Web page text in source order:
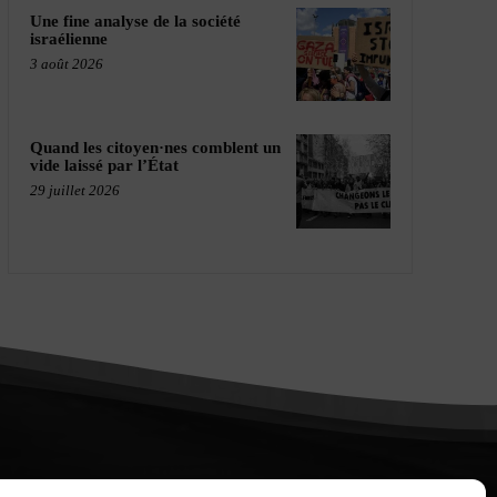
Une fine analyse de la société
israélienne
3 août 2026
Quand les citoyen·nes comblent un
vide laissé par l’État
29 juillet 2026